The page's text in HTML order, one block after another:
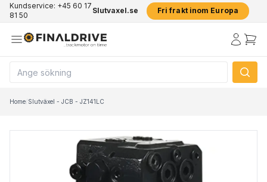
Kundservice: +45 60 17
81 50
Slutvaxel.se Fri frakt inom Europa
Home/Slutväxel - JCB - JZ141LC